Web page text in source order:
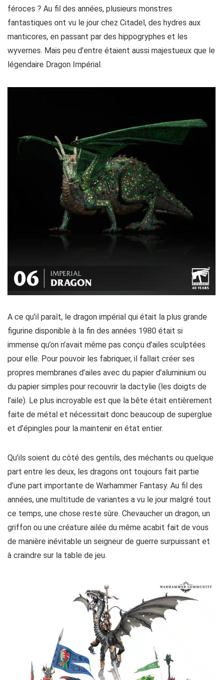
féroces ? Au fil des années, plusieurs monstres
fantastiques ont vu le jour chez Citadel, des hydres aux
manticores, en passant par des hippogryphes et les
wyvernes. Mais peu d’entre étaient aussi majestueux que le
légendaire Dragon Impérial.
A ce qu’il paraît, le dragon impérial qui était la plus grande
figurine disponible à la fin des années 1980 était si
immense qu’on n’avait même pas conçu d’ailes sculptées
pour elle. Pour pouvoir les fabriquer, il fallait créer ses
propres membranes d’ailes avec du papier d’aluminium ou
du papier simples pour recouvrir la dactylie (les doigts de
l’aile). Le plus incroyable est que la bête était entièrement
faite de métal et nécessitait donc beaucoup de superglue
et d’épingles pour la maintenir en état entier.
Qu’ils soient du côté des gentils, des méchants ou quelque
part entre les deux, les dragons ont toujours fait partie
d’une part importante de Warhammer Fantasy. Au fil des
années, une multitude de variantes a vu le jour malgré tout
ce temps, une chose reste sûre. Chevaucher un dragon, un
griffon ou une créature ailée du même acabit fait de vous
de manière inévitable un seigneur de guerre surpuissant et
à craindre sur la table de jeu.